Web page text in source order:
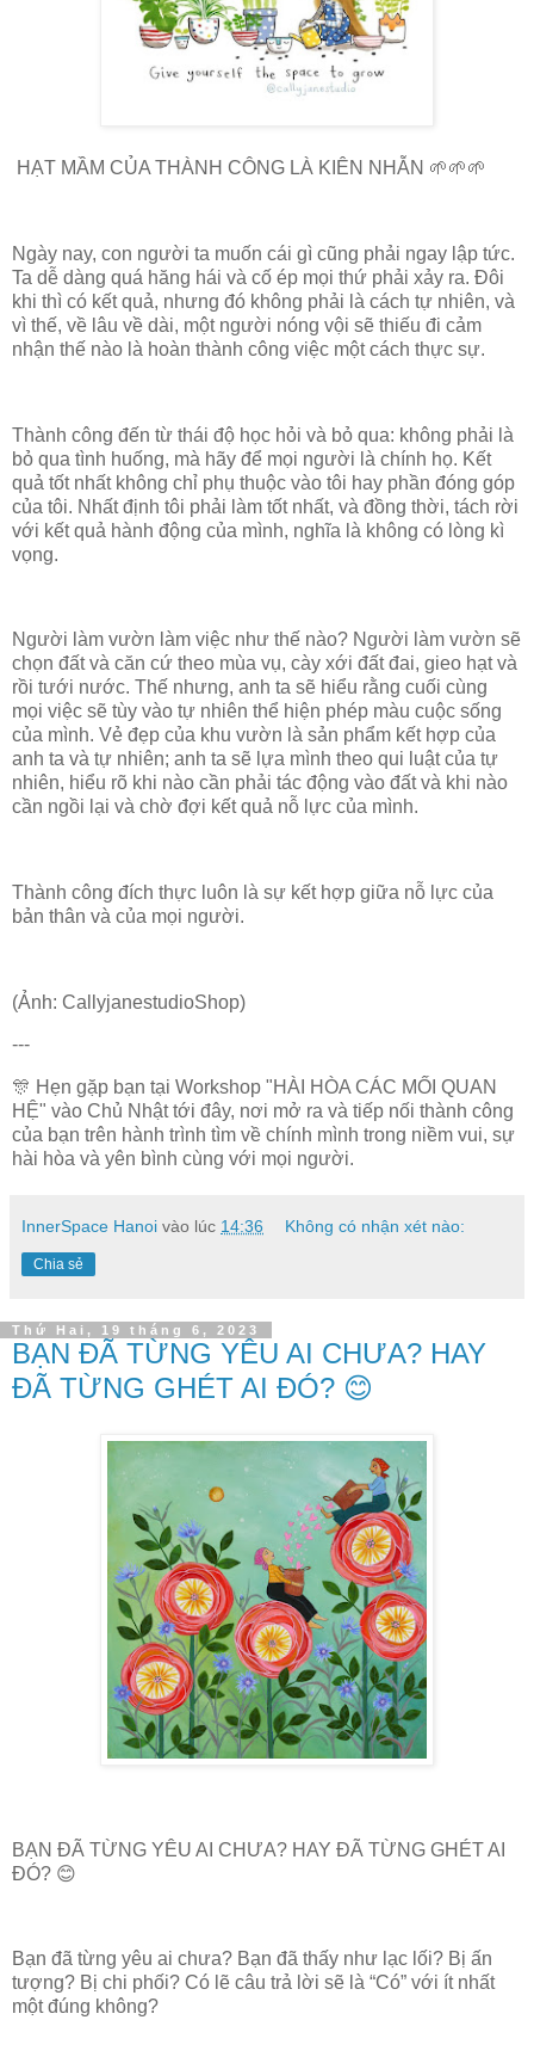
HẠT MẦM CỦA THÀNH CÔNG LÀ KIÊN NHẪN 🌱🌱🌱
Ngày nay, con người ta muốn cái gì cũng phải ngay lập tức.
Ta dễ dàng quá hăng hái và cố ép mọi thứ phải xảy ra. Đôi
khi thì có kết quả, nhưng đó không phải là cách tự nhiên, và
vì thế, về lâu về dài, một người nóng vội sẽ thiếu đi cảm
nhận thế nào là hoàn thành công việc một cách thực sự.
Thành công đến từ thái độ học hỏi và bỏ qua: không phải là
bỏ qua tình huống, mà hãy để mọi người là chính họ. Kết
quả tốt nhất không chỉ phụ thuộc vào tôi hay phần đóng góp
của tôi. Nhất định tôi phải làm tốt nhất, và đồng thời, tách rời
với kết quả hành động của mình, nghĩa là không có lòng kì
vọng.
Người làm vườn làm việc như thế nào? Người làm vườn sẽ
chọn đất và căn cứ theo mùa vụ, cày xới đất đai, gieo hạt và
rồi tưới nước. Thế nhưng, anh ta sẽ hiểu rằng cuối cùng
mọi việc sẽ tùy vào tự nhiên thể hiện phép màu cuộc sống
của mình. Vẻ đẹp của khu vườn là sản phẩm kết hợp của
anh ta và tự nhiên; anh ta sẽ lựa mình theo qui luật của tự
nhiên, hiểu rõ khi nào cần phải tác động vào đất và khi nào
cần ngồi lại và chờ đợi kết quả nỗ lực của mình.
Thành công đích thực luôn là sự kết hợp giữa nỗ lực của
bản thân và của mọi người.
(Ảnh: CallyjanestudioShop)
---
🎊 Hẹn gặp bạn tại Workshop "HÀI HÒA CÁC MỐI QUAN
HỆ" vào Chủ Nhật tới đây, nơi mở ra và tiếp nối thành công
của bạn trên hành trình tìm về chính mình trong niềm vui, sự
hài hòa và yên bình cùng với mọi người.
InnerSpace Hanoi vào lúc 14:36 Không có nhận xét nào:
Chia sẻ
Thứ Hai, 19 tháng 6, 2023
BẠN ĐÃ TỪNG YÊU AI CHƯA? HAY
ĐÃ TỪNG GHÉT AI ĐÓ? 😊
BẠN ĐÃ TỪNG YÊU AI CHƯA? HAY ĐÃ TỪNG GHÉT AI
ĐÓ? 😊
Bạn đã từng yêu ai chưa? Bạn đã thấy như lạc lối? Bị ấn
tượng? Bị chi phối? Có lẽ câu trả lời sẽ là “Có” với ít nhất
một đúng không?